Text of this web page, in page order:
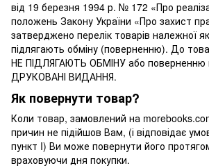
від 19 березня 1994 р. № 172 «Про
положень Закону України «Про захист
затверджено перелік товарів належної
підлягають обміну (поверненню). До
НЕ ПІДЛЯГАЮТЬ ОБМІНУ або поверненню
ДРУКОВАНІ ВИДАННЯ.
Як повернути товар?
Коли товар, замовлений на
причин не підійшов Вам, (і відповідає
пункт I) Ви може повернути його
враховуючи дня покупки.